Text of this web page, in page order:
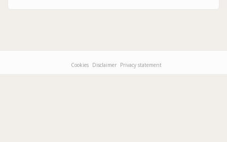
Cookies Disclaimer Privacy statement